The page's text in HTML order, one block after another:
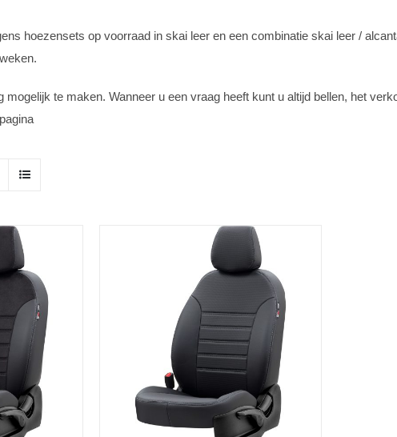
hoezensets op voorraad in skai leer en een combinatie skai leer /
te maken. Wanneer u een vraag heeft kunt u altijd bellen, het